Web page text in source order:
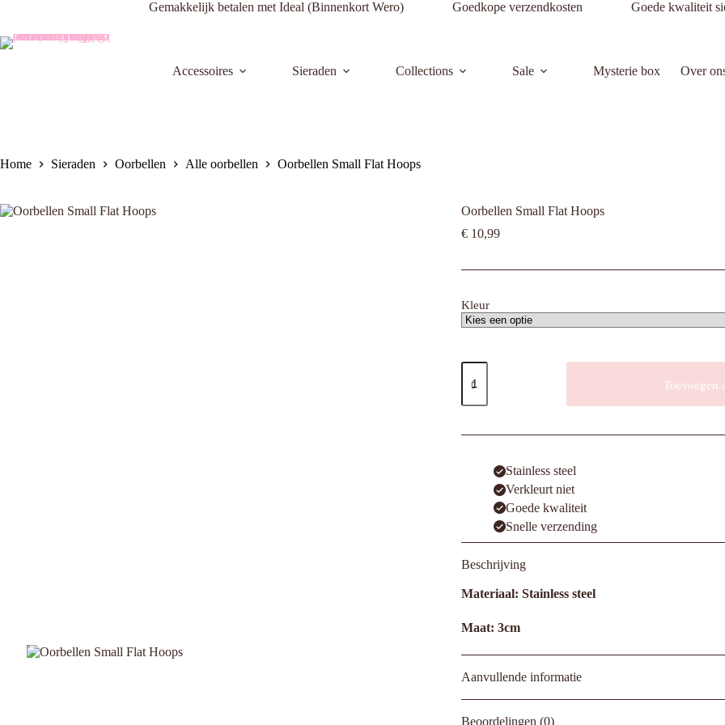
de
inhoud
Gemakkelijk betalen met Ideal (Binnenkort Wero) Goedkope verzendkosten Goede kwaliteit
Accessoires Sieraden Collections Sale Mysterie box Over
Home Sieraden Oorbellen Alle oorbellen Oorbellen Small Flat Hoops
Oorbellen Small Flat Hoops
€ 10,99
Kleur
Oorbellen
Small
Hoops
Toevoegen
Stainless steel
Verkleurt niet
Goede kwaliteit
Snelle verzending
Beschrijving
Materiaal: Stainless steel
Maat: 3cm
Aanvullende informatie
Beoordelingen (0)